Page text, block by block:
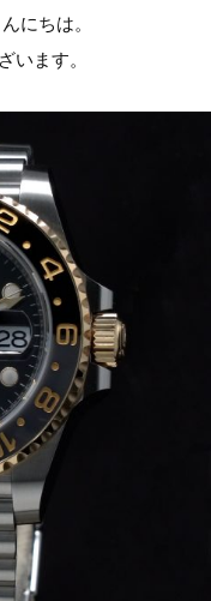
にちは。
います。